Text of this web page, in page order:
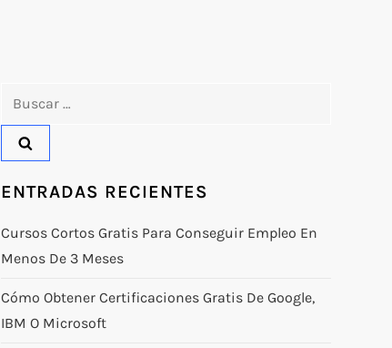
ENTRADAS RECIENTES
Cursos Cortos Gratis Para Conseguir Empleo En
Menos De 3 Meses
Cómo Obtener Certificaciones Gratis De Google,
IBM O Microsoft